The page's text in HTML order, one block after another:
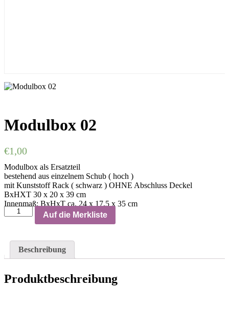
Modulbox 02
€1,00
Modulbox als Ersatzteil
bestehend aus einzelnem Schub ( hoch )
mit Kunststoff Rack ( schwarz ) OHNE Abschluss Deckel
BxHXT 30 x 20 x 39 cm
Innenmaß: BxHxT ca. 24 x 17,5 x 35 cm
Auf die Merkliste
Beschreibung
Produktbeschreibung